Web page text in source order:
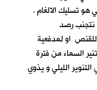
هو تسليك الالغام .
نتجنب رصد
او لمدفعية
السماء من فترة
الليلي و يذوي